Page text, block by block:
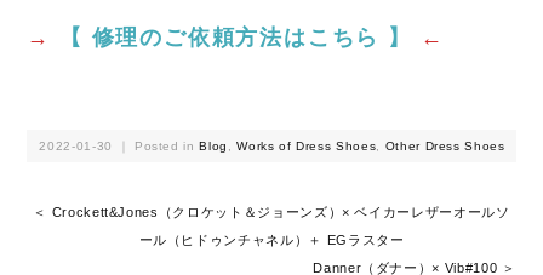
→ 【 修理のご依頼方法はこちら 】 ←
2022-01-30 ｜ Posted in Blog ,Works of Dress Shoes, Other Dress Shoes
＜ Crockett&Jones（クロケット＆ジョーンズ）× ベイカーレザーオールソ
ール（ヒドゥンチャネル）＋ EGラスター
Danner（ダナー）× Vib#100 ＞